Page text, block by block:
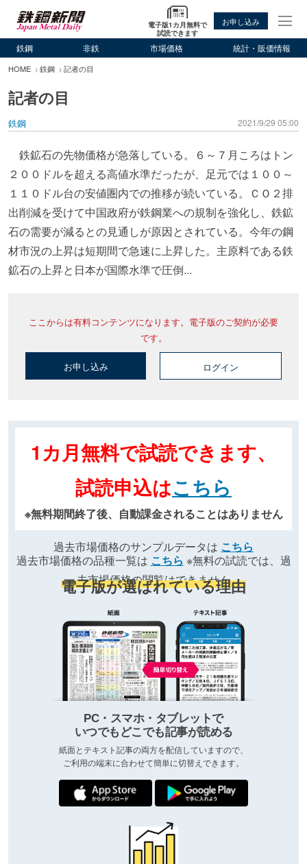
電子版1カ月無料で
試読できます
お申し込み
鉄鋼 非鉄 市場価格 統計・販価情報
HOME 鉄鋼 記者の目
記者の目
鉄鋼 2021/9/29 05:00
鉄鉱石の先物価格が急落している。６～７月ころはトン
２００ドルを超える高値水準だったが、足元では１００～
１１０ドル台の安値圏内での推移が続いている。ＣＯ２排
出削減を受けて中国政府が鉄鋼業への規制を強化し、鉄鉱
石の需要が減るとの見通しが原因とされている。今年の鋼
材市況の上昇は短期間で急速に上昇した。主原料である鉄
鉱石の上昇と日本が国際水準で圧倒...
ここからは有料コンテンツになります。電子版のご契約が必要
です。
お申し込み ログイン
1カ月無料で試読できます、
試読申込はこちら
※無料期間終了後、自動課金されることはありません
過去市場価格のサンプルデータは こちら
過去市場価格の品種一覧は こちら ※無料の試読では、過
去市場価格の閲覧はできません
電子版が選ばれている理由
PC・スマホ・タブレットで
いつでもどこでも記事が読める
紙面とテキスト記事の両方を配信していますので、
ご利用の端末に合わせて簡単に切替えできます。